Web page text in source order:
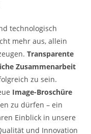
technologisch
mehr aus, allein
Transparente
Zusammenarbeit
zu sein.
Image-Broschüre
zu dürfen – ein
Einblick in unsere
und Innovation